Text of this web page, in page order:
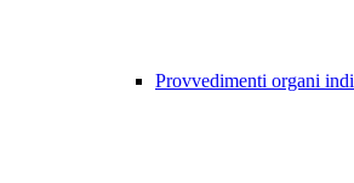
Provvedimenti organi